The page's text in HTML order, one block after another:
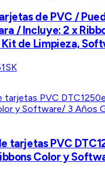
de PVC /
/ Incluye: 2 x
de Limpieza,
tarjetas PVC
Color y